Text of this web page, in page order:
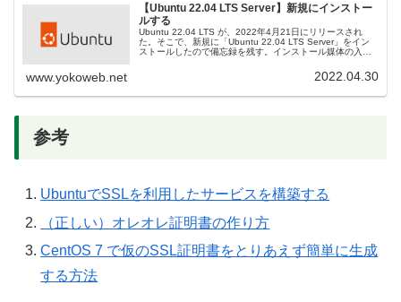
【Ubuntu 22.04 LTS Server】新規にインストー
ルする
Ubuntu 22.04 LTS が、2022年4月21日にリリースされ
た。そこで、新規に「Ubuntu 22.04 LTS Server」をイン
ストールしたので備忘録を残す。インストール媒体の入手
www.yokoweb.net 2022.04.30
参考
UbuntuでSSLを利用したサービスを構築する
（正しい）オレオレ証明書の作り方
CentOS 7 で仮のSSL証明書をとりあえず簡単に生成
する方法